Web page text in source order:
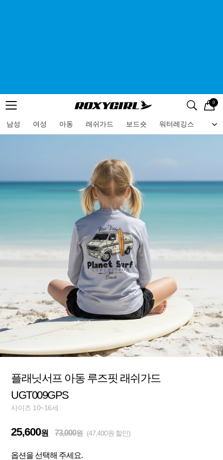
메뉴 검색
로고 0
남성 여성 아동 래쉬가드 보드숏 워터레깅스 비
메뉴
플래닛서프 아동 루즈핏 래쉬가드
UGT009GPS
사이즈 10~16세
25,600원 73,000원 (47,400원 할인)
옵션을 선택해 주세요.